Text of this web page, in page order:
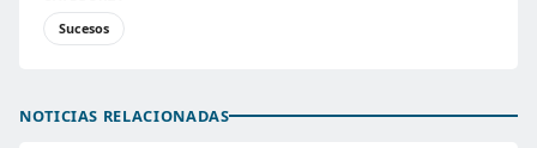
Sucesos
NOTICIAS RELACIONADAS